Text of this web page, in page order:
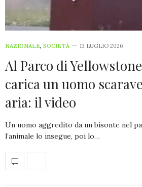
NAZIONALE, SOCIETÀ 13 LUGLIO 2026
Al Parco di
carica un uomo
aria: il video
Un uomo aggredito da un bisonte nel
l’animale lo insegue, poi lo…